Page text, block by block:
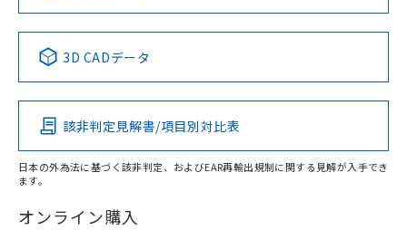
Pb Hg Cd Cr(VI)
O
在庫等で未対応品が混在する可能性があります。
3D CADデータ
該非判定見解書/項目別対比表
日本の外為法に基づく該非判定、およびEAR再輸出規制に関する見解が入手でき
ます。
オンライン購入